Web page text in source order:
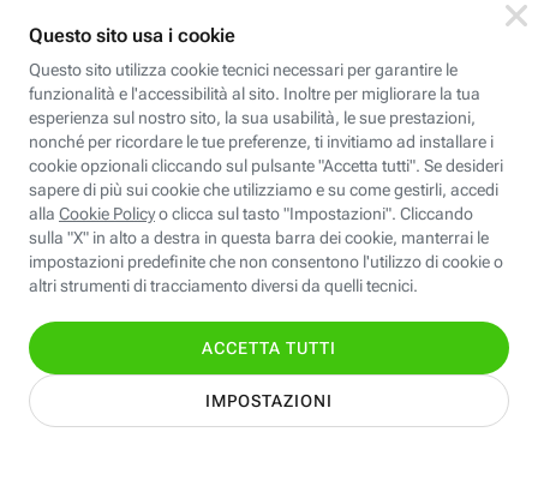
CFFC<TagID>
Limite di
CM 1 giorno
Identifica se
ricontrollare
corrispondenti
(impostata da
CM14 14 giorni
Identifica se
ricontrollare
corrispondenti
(impostata da
pagine
EBFC<BannerID> 7 giorni
Identifica la
banner
Identifica la